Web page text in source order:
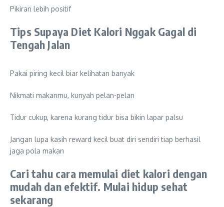
Pikiran lebih positif
Tips Supaya Diet Kalori Nggak Gagal di
Tengah Jalan
Pakai piring kecil biar kelihatan banyak
Nikmati makanmu, kunyah pelan-pelan
Tidur cukup, karena kurang tidur bisa bikin lapar palsu
Jangan lupa kasih reward kecil buat diri sendiri tiap berhasil
jaga pola makan
Cari tahu cara memulai diet kalori dengan
mudah dan efektif. Mulai hidup sehat
sekarang